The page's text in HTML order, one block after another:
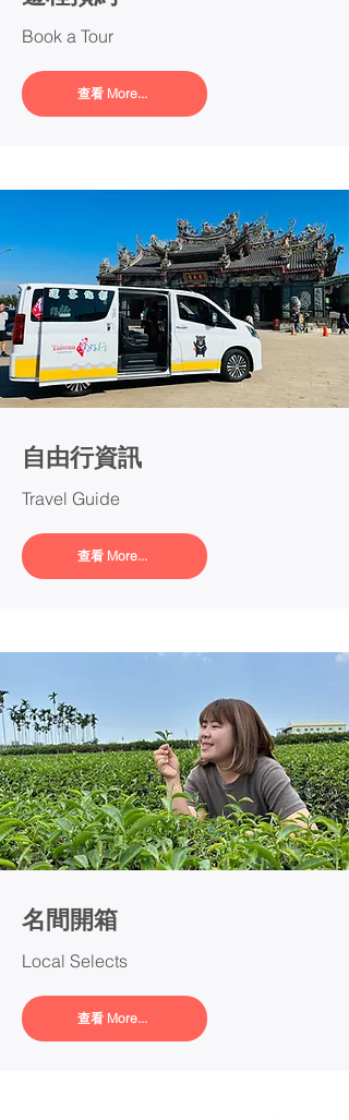
Book a Tour
查看 More...
自由行資訊
Travel Guide
查看 More...
名間開箱
Local Selects
查看 More...